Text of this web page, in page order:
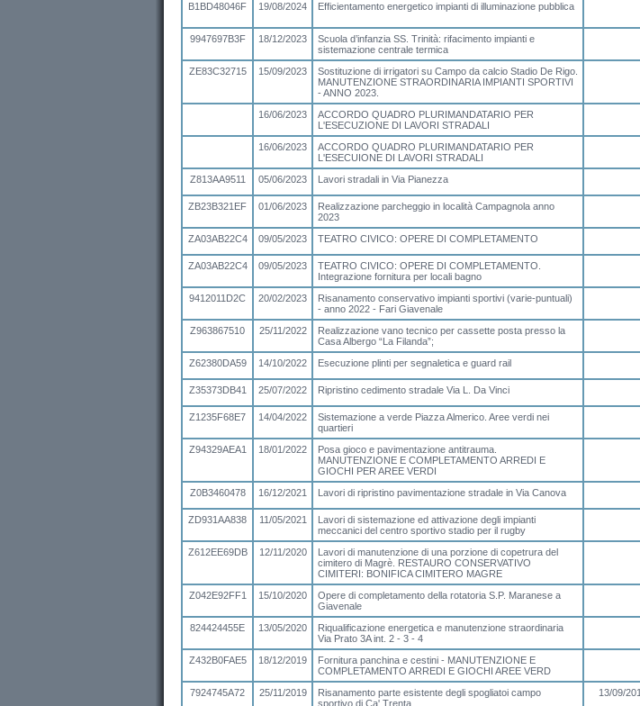
B1BD48046F 19/08/2024 Efficientamento energetico impianti di illuminazione pubblica
9947697B3F 18/12/2023
Scuola d’infanzia SS. Trinità: rifacimento impianti e
sistemazione centrale termica
ZE83C32715 15/09/2023
Sostituzione di irrigatori su Campo da calcio Stadio De Rigo.
MANUTENZIONE STRAORDINARIA IMPIANTI SPORTIVI
- ANNO 2023.
16/06/2023
ACCORDO QUADRO PLURIMANDATARIO PER
L'ESECUZIONE DI LAVORI STRADALI
16/06/2023
ACCORDO QUADRO PLURIMANDATARIO PER
L'ESECUIONE DI LAVORI STRADALI
Z813AA9511 05/06/2023 Lavori stradali in Via Pianezza
ZB23B321EF 01/06/2023
Realizzazione parcheggio in località Campagnola anno
2023
ZA03AB22C4 09/05/2023 TEATRO CIVICO: OPERE DI COMPLETAMENTO
ZA03AB22C4 09/05/2023
TEATRO CIVICO: OPERE DI COMPLETAMENTO.
Integrazione fornitura per locali bagno
9412011D2C 20/02/2023
Risanamento conservativo impianti sportivi (varie-puntuali)
- anno 2022 - Fari Giavenale
Z963867510 25/11/2022
Realizzazione vano tecnico per cassette posta presso la
Casa Albergo “La Filanda”;
Z62380DA59 14/10/2022 Esecuzione plinti per segnaletica e guard rail
Z35373DB41 25/07/2022 Ripristino cedimento stradale Via L. Da Vinci
Z1235F68E7 14/04/2022
Sistemazione a verde Piazza Almerico. Aree verdi nei
quartieri
Z94329AEA1 18/01/2022
Posa gioco e pavimentazione antitrauma.
MANUTENZIONE E COMPLETAMENTO ARREDI E
GIOCHI PER AREE VERDI
Z0B3460478 16/12/2021 Lavori di ripristino pavimentazione stradale in Via Canova
ZD931AA838 11/05/2021
Lavori di sistemazione ed attivazione degli impianti
meccanici del centro sportivo stadio per il rugby
Z612EE69DB 12/11/2020
Lavori di manutenzione di una porzione di copetrura del
cimitero di Magrè. RESTAURO CONSERVATIVO
CIMITERI: BONIFICA CIMITERO MAGRE
Z042E92FF1 15/10/2020
Opere di completamento della rotatoria S.P. Maranese a
Giavenale
824424455E 13/05/2020
Riqualificazione energetica e manutenzione straordinaria
Via Prato 3A int. 2 - 3 - 4
Z432B0FAE5 18/12/2019
Fornitura panchina e cestini - MANUTENZIONE E
COMPLETAMENTO ARREDI E GIOCHI AREE VERD
7924745A72 25/11/2019
Risanamento parte esistente degli spogliatoi campo
sportivo di Ca' Trenta
13/09/